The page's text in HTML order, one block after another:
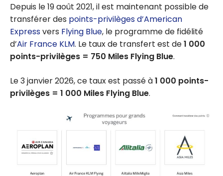
Depuis le 19 août 2021, il est maintenant possible de
transférer des points-privilèges d’American
Expressvers Flying Blue, le programme de fidélité
d’Air France KLM. Le taux de transfert est de1 000
points-privilèges = 750 Miles Flying Blue.
Le 3 janvier 2026, ce taux est passé à1 000 points-
privilèges = 1 000 Miles Flying Blue.